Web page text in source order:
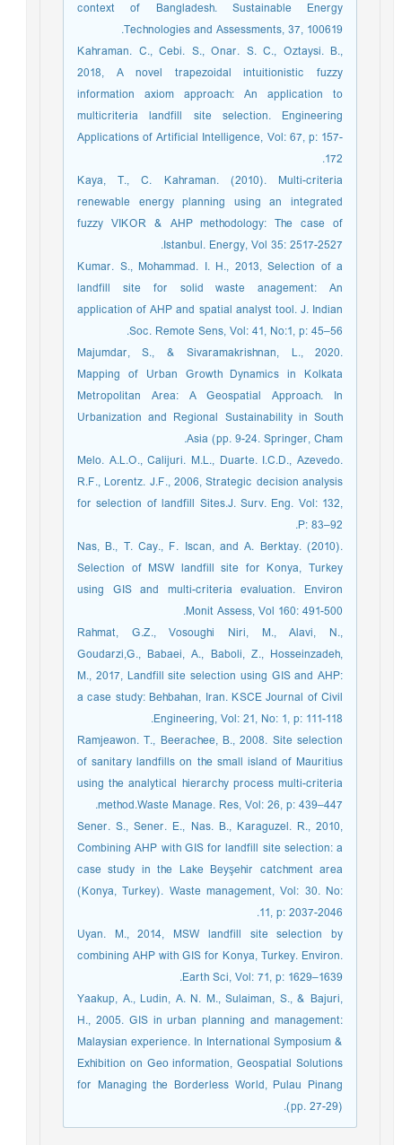
context of Bangladesh. Sustainable Energy
Technologies and Assessments, 37, 100619.
Kahraman. C., Cebi. S., Onar. S. C., Oztaysi. B.,
2018, A novel trapezoidal intuitionistic fuzzy
information axiom approach: An application to
multicriteria landfill site selection. Engineering
Applications of Artificial Intelligence, Vol: 67, p: 157-
172.
Kaya, T., C. Kahraman. (2010). Multi-criteria
renewable energy planning using an integrated
fuzzy VIKOR & AHP methodology: The case of
Istanbul. Energy, Vol 35: 2517-2527.
Kumar. S., Mohammad. I. H., 2013, Selection of a
landfill site for solid waste anagement: An
application of AHP and spatial analyst tool. J. Indian
Soc. Remote Sens, Vol: 41, No:1, p: 45–56.
Majumdar, S., & Sivaramakrishnan, L., 2020.
Mapping of Urban Growth Dynamics in Kolkata
Metropolitan Area: A Geospatial Approach. In
Urbanization and Regional Sustainability in South
Asia (pp. 9-24. Springer, Cham.
Melo. A.L.O., Calijuri. M.L., Duarte. I.C.D., Azevedo.
R.F., Lorentz. J.F., 2006, Strategic decision analysis
for selection of landfill Sites.J. Surv. Eng. Vol: 132,
P: 83–92.
Nas, B., T. Cay., F. Iscan, and A. Berktay. (2010).
Selection of MSW landfill site for Konya, Turkey
using GIS and multi-criteria evaluation. Environ
Monit Assess, Vol 160: 491-500.
Rahmat, G.Z., Vosoughi Niri, M., Alavi, N.,
Goudarzi,G., Babaei, A., Baboli, Z., Hosseinzadeh,
M., 2017, Landfill site selection using GIS and AHP:
a case study: Behbahan, Iran. KSCE Journal of Civil
Engineering, Vol: 21, No: 1, p: 111-118.
Ramjeawon. T., Beerachee, B., 2008. Site selection
of sanitary landfills on the small island of Mauritius
using the analytical hierarchy process multi-criteria
method.Waste Manage. Res, Vol: 26, p: 439–447.
Sener. S., Sener. E., Nas. B., Karaguzel. R., 2010,
Combining AHP with GIS for landfill site selection: a
case study in the Lake Beyşehir catchment area
(Konya, Turkey). Waste management, Vol: 30. No:
11, p: 2037-2046.
Uyan. M., 2014, MSW landfill site selection by
combining AHP with GIS for Konya, Turkey. Environ.
Earth Sci, Vol: 71, p: 1629–1639.
Yaakup, A., Ludin, A. N. M., Sulaiman, S., & Bajuri,
H., 2005. GIS in urban planning and management:
Malaysian experience. In International Symposium &
Exhibition on Geo information, Geospatial Solutions
for Managing the Borderless World, Pulau Pinang
(pp. 27-29).